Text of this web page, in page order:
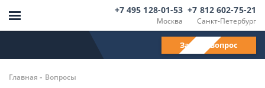
Москва
+7 495 128-01-53
Санкт-Петербург
+7 812 602-75-21
Задать вопрос
Главная - Вопросы